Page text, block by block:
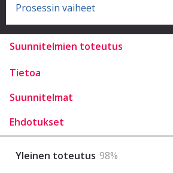
Prosessin vaiheet
Suunnitelmien toteutus
Tietoa
Suunnitelmat
Ehdotukset
Yleinen toteutus 98%